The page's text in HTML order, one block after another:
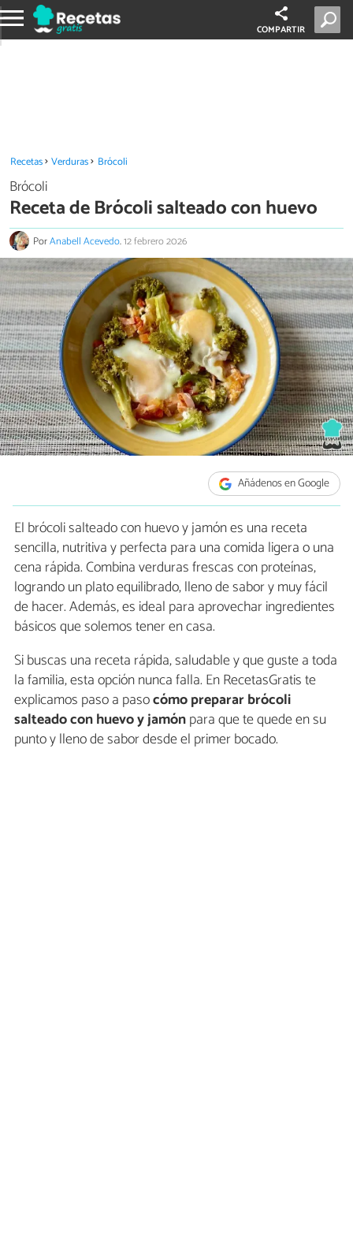
COMPARTIR
Recetas Verduras Brócoli
Brócoli
Receta de Brócoli salteado con huevo
PorAnabell Acevedo.12 febrero 2026
Añádenos en Google
El brócoli salteado con huevo y jamón es una receta
sencilla, nutritiva y perfecta para una comida ligera o una
cena rápida. Combina verduras frescas con proteínas,
logrando un plato equilibrado, lleno de sabor y muy fácil
de hacer. Además, es ideal para aprovechar ingredientes
básicos que solemos tener en casa.
Si buscas una receta rápida, saludable y que guste a toda
la familia, esta opción nunca falla. En RecetasGratis te
explicamos paso a pasocómo preparar brócoli
salteado con huevo y jamónpara que te quede en su
punto y lleno de sabor desde el primer bocado.